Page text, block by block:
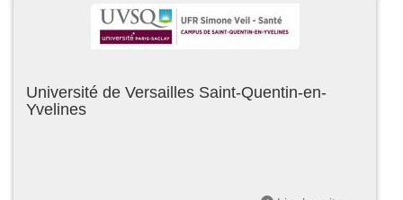
Université de Versailles Saint-Quentin-en-
Yvelines